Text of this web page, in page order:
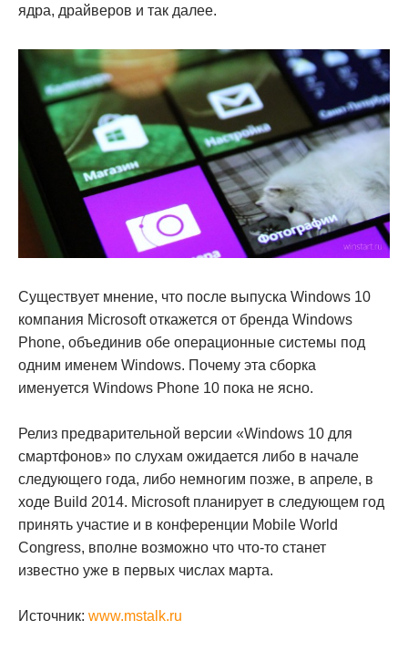
ядра, драйверов и так далее.
Существует мнение, что после выпуска Windows 10
компания Microsoft откажется от бренда Windows
Phone, объединив обе операционные системы под
одним именем Windows. Почему эта сборка
именуется Windows Phone 10 пока не ясно.
Релиз предварительной версии «Windows 10 для
смартфонов» по слухам ожидается либо в начале
следующего года, либо немногим позже, в апреле, в
ходе Build 2014. Microsoft планирует в следующем год
принять участие и в конференции Mobile World
Congress, вполне возможно что что-то станет
известно уже в первых числах марта.
Источник: www.mstalk.ru